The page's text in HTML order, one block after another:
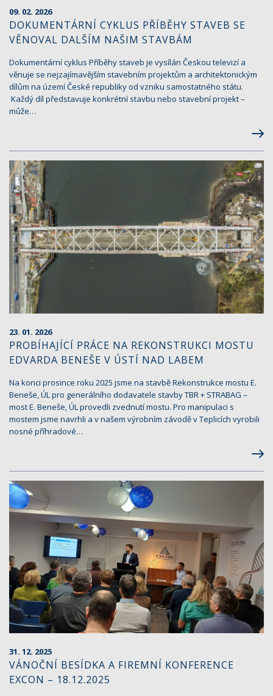
09. 02. 2026
DOKUMENTÁRNÍ CYKLUS PŘÍBĚHY STAVEB SE
VĚNOVAL DALŠÍM NAŠIM STAVBÁM
Dokumentární cyklus Příběhy staveb je vysílán Českou televizí a
věnuje se nejzajímavějším stavebním projektům a architektonickým
dílům na území České republiky od vzniku samostatného státu.
Každý díl představuje konkrétní stavbu nebo stavební projekt –
může…
23. 01. 2026
PROBÍHAJÍCÍ PRÁCE NA REKONSTRUKCI MOSTU
EDVARDA BENEŠE V ÚSTÍ NAD LABEM
Na konci prosince roku 2025 jsme na stavbě Rekonstrukce mostu E.
Beneše, ÚL pro generálního dodavatele stavby TBR + STRABAG –
most E. Beneše, ÚL provedli zvednutí mostu. Pro manipulaci s
mostem jsme navrhli a v našem výrobním závodě v Teplicích vyrobili
nosné příhradové…
31. 12. 2025
VÁNOČNÍ BESÍDKA A FIREMNÍ KONFERENCE
EXCON – 18.12.2025